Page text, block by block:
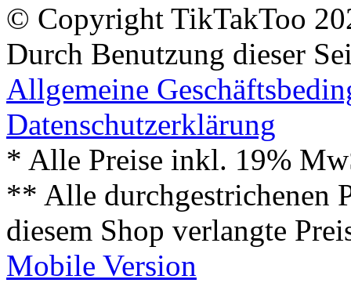
© Copyright TikTakToo
Durch Benutzung dieser
Allgemeine
Datenschutzerklärung
* Alle Preise inkl. 19%
** Alle durchgestrichenen
diesem Shop verlangte
Mobile Version